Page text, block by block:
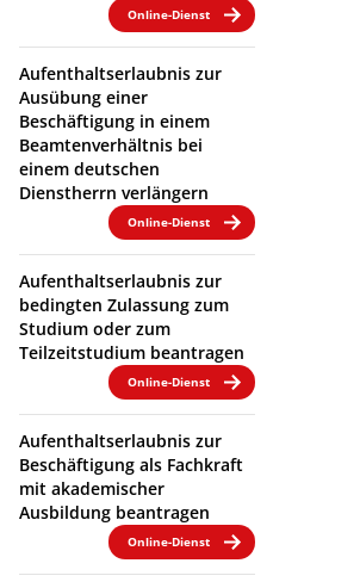
Online-Dienst
Aufenthaltserlaubnis zur
Ausübung einer
Beschäftigung in einem
Beamtenverhältnis bei
einem deutschen
Dienstherrn verlängern
Online-Dienst
Aufenthaltserlaubnis zur
bedingten Zulassung zum
Studium oder zum
Teilzeitstudium beantragen
Online-Dienst
Aufenthaltserlaubnis zur
Beschäftigung als Fachkraft
mit akademischer
Ausbildung beantragen
Online-Dienst